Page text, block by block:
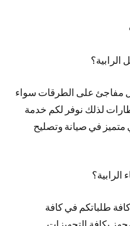
مفاجئ على الطرقات سواء
لذلك نوفر لكم خدمة
متميز في صيانة وتصليح
طلباتكم في كافة
بكافة التجهيزات